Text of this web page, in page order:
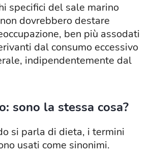
specifici del sale marino
dovrebbero destare
ben più assodati
dal consumo eccessivo
indipendentemente dal
sono la stessa cosa?
si parla di dieta, i termini
usati come sinonimi.